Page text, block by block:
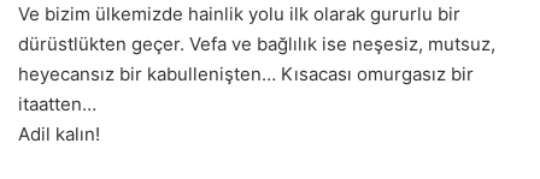
Ve bizim ülkemizde hainlik yolu ilk olarak gururlu bir
dürüstlükten geçer. Vefa ve bağlılık ise neşesiz, mutsuz,
heyecansız bir kabullenişten… Kısacası omurgasız bir
itaatten…
Adil kalın!